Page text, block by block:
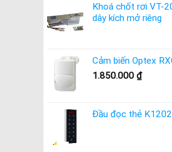
Khoá chốt rơi VT-
dây kích mở riêng
Cảm biến Optex
1.850.000 ₫
Đầu đọc thẻ